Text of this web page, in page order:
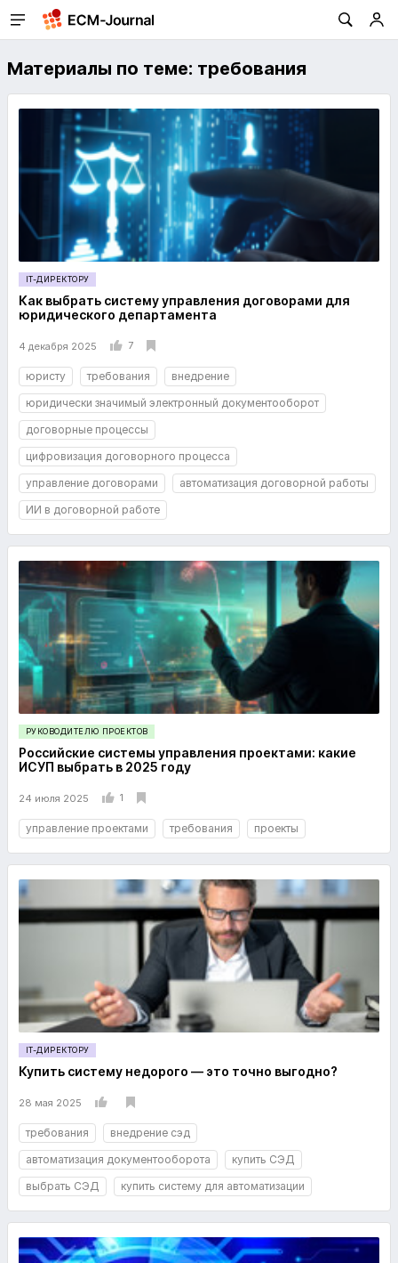
Материалы по теме: требования
IT-ДИРЕКТОРУ
Как выбрать систему управления договорами для
юридического департамента
4 декабря 2025 7
юристу требования
внедрение
юридически значимый электронный документооборот
договорные процессы
цифровизация договорного процесса
управление договорами
автоматизация договорной работы
ИИ в договорной работе
РУКОВОДИТЕЛЮ ПРОЕКТОВ
Российские системы управления проектами: какие
ИСУП выбрать в 2025 году
24 июля 2025 1
управление проектами требования проекты
IT-ДИРЕКТОРУ
Купить систему недорого — это точно выгодно?
28 мая 2025
требования
внедрение сэд
автоматизация документооборота
купить СЭД
выбрать СЭД
купить систему для автоматизации